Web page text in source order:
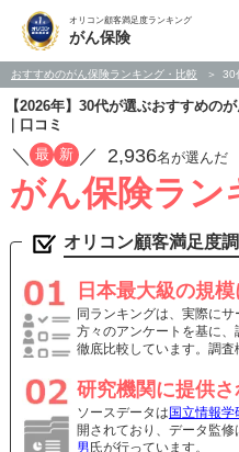
オリコン顧客満足度ランキング
がん保険
おすすめのがん保険ランキング・比較 30
【2026年】30代が選ぶおすすめの
｜口コミ
／ 最 新 ／ 2,936名が選んだ
がん保険ラン
オリコン顧客満足度
日本最大級の規
同ランキングは、実際に
方々のアンケートを基に
徹底比較しています。調査
研究機関に提供
ソースデータは 国立情報学
開されており、データ監修
男 氏が行っています。